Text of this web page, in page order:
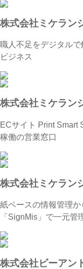
株式会社ミケラン
職人不足をデジタル
ビジネス
株式会社ミケラン
ECサイト Print Smart
稼働の営業窓口
株式会社ミケラン
紙ベースの情報管理
「SignMis」で一元管
株式会社ビーアン